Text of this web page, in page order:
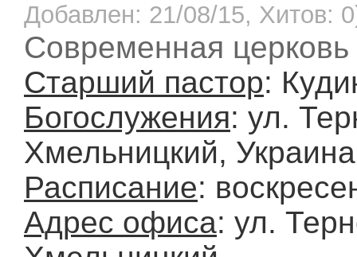
Добавлен: 21/08/15, Хитов:
Современная
Старший пастор:
Богослужения: ул.
Хмельницкий, Украина
Расписание:
Адрес офиса: ул.